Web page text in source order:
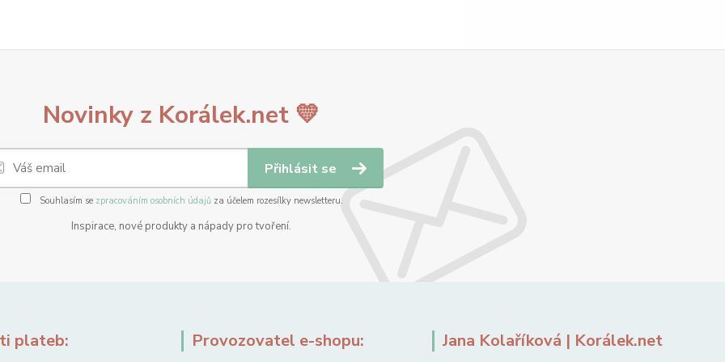
Novinky z Korálek.net 💛
Přihlásit se
Souhlasím se zpracováním osobních údajůza účelem rozesílky newsletteru.
Inspirace, nové produkty a nápady pro tvoření.
plateb: Provozovatel e-shopu: Jana Kolaříková | Korálek.net